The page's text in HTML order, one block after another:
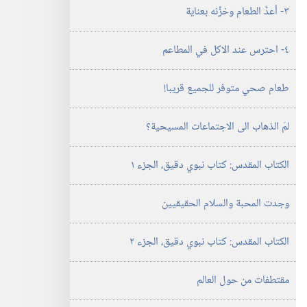
٣-‏ أعدَّ الطعام وخزِّنه بعناية
٤-‏ احترس عند الاكل في المطاعم
طعام صحي متوفر للجميع قريبا!‏
لمَ الذهاب الى الاجتماعات المسيحية؟‏
الكتاب المقدس:‏ كتاب نبوي دقيق،‏ الجزء ١
وجدت المحبة والسلام الحقيقيين
الكتاب المقدس:‏ كتاب نبوي دقيق،‏ الجزء ٢
مقتطفات من حول العالم